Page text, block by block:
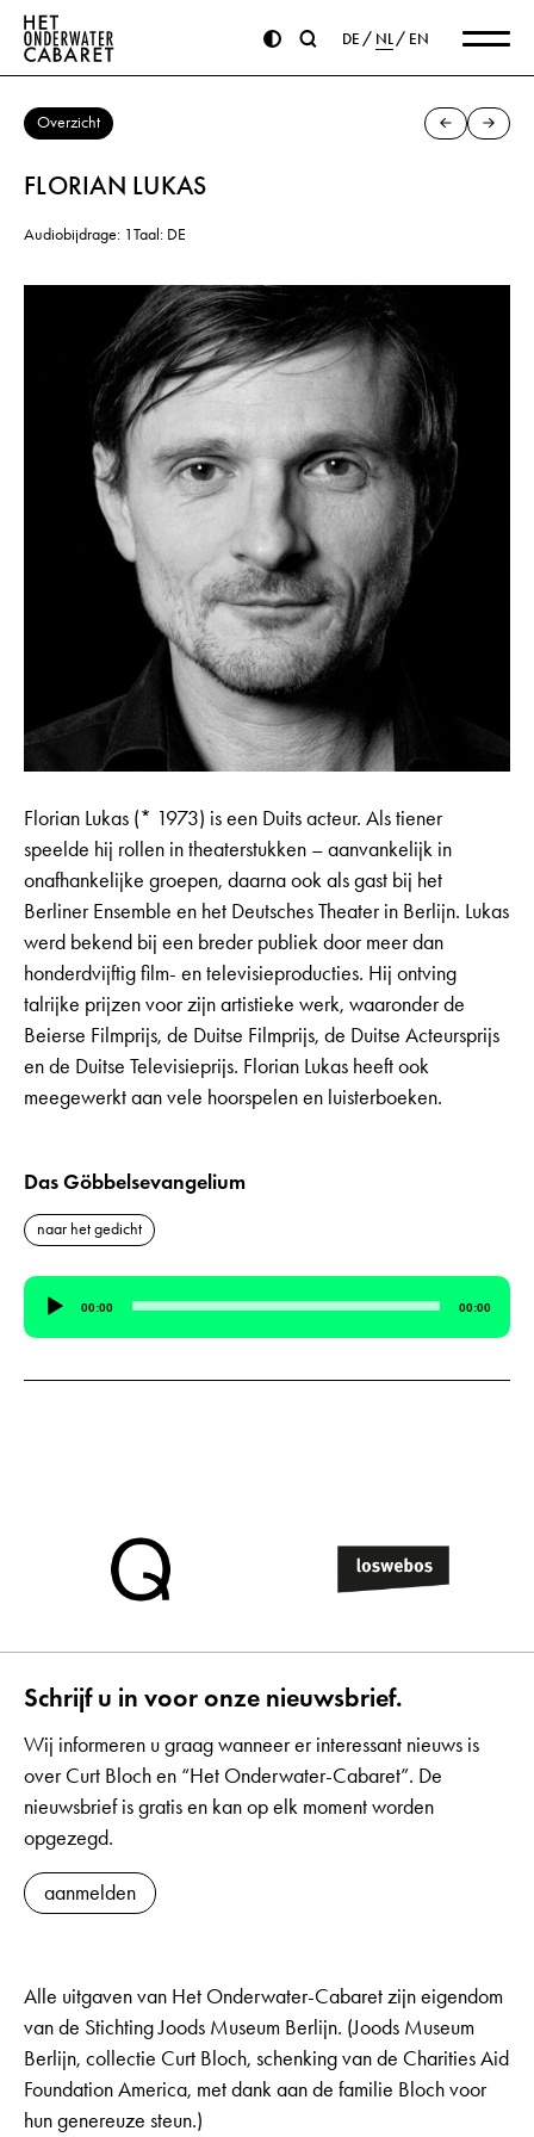
DE NL EN
Overzicht
FLORIAN LUKAS
Audiobijdrage: 1Taal: DE
Florian Lukas (* 1973) is een Duits acteur. Als tiener
speelde hij rollen in theaterstukken – aanvankelijk in
onafhankelijke groepen, daarna ook als gast bij het
Berliner Ensemble en het Deutsches Theater in Berlijn. Lukas
werd bekend bij een breder publiek door meer dan
honderdvijftig film- en televisieproducties. Hij ontving
talrijke prijzen voor zijn artistieke werk, waaronder de
Beierse Filmprijs, de Duitse Filmprijs, de Duitse Acteursprijs
en de Duitse Televisieprijs. Florian Lukas heeft ook
meegewerkt aan vele hoorspelen en luisterboeken.
Das Göbbelsevangelium
naar het gedicht
Audiospeler
00:00 00:00
Schrijf u in voor onze nieuwsbrief.
Wij informeren u graag wanneer er interessant nieuws is
over Curt Bloch en “Het Onderwater-Cabaret”. De
nieuwsbrief is gratis en kan op elk moment worden
opgezegd.
aanmelden
Alle uitgaven van Het Onderwater-Cabaret zijn eigendom
van de Stichting Joods Museum Berlijn. (Joods Museum
Berlijn, collectie Curt Bloch, schenking van de Charities Aid
Foundation America, met dank aan de familie Bloch voor
hun genereuze steun.)